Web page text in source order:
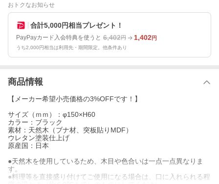
おトクなお知らせ
合計5,000円相当プレゼント！
PayPayカード入会特典を使うと 6,402円 1,402円
うち2,000円相当は利用先・期間限定。他条件あり
商品情報
【メーカー希望小売価格の3%OFFです！】
サイズ（ｍｍ）：φ150×H60
カラー：ブラック
素材：天然木（ブナ材、突板貼りMDF）
ウレタン塗装仕上げ
原産国：日本
●天然木を使用しているため、木目や色合いは一点一点異なりま
す。
●料理等を直接盛り付けてご使用になる場合は、口に入れられる程